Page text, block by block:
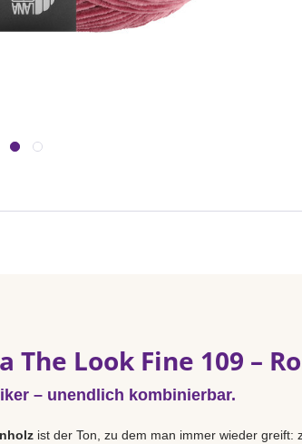
The Look Fine 109 –
– unendlich kombinierbar.
ist der Ton, zu dem man immer wieder greift: